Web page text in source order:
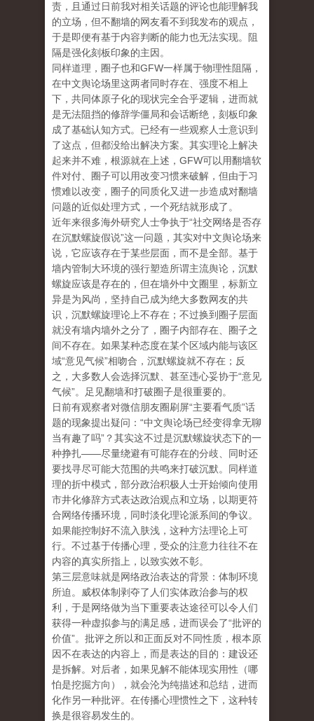
责，且通过日前我对相关话题的评论也能理解我
的立场，但不翻墙的网友看不到我发布的观点，
于是即便有基于内容判断的能力也无法实现。阻
隔是强化刻板印象的主因。
同样道理，圈子也和GFW一样属于物理性阻隔，
在中文舆论场里这两者同时存在、强度不相上
下，共同体原子化的现状完全合乎逻辑，进而就
是无法阻挡的修辞学僵局和会话断绝，刻板印象
成了基础认知方式。已经有一些观察人士意识到
了这点，但都没给出解决方案。其实理论上解决
起来并不难，根源就在上述，GFW可以用翻墙软
件对付、圈子可以用改变习惯来破解，但由于习
惯难以改变，圈子的同质化又进一步造成对翻墙
问题的近似处理方式，一个死结就形成了。
近年来很多海外研究人士争执于“社交网络是否存
在沉默螺旋假说”这一问题，其实对中文舆论场来
说，它应该存在于某些层面，而不是全部。基于
墙内管制大环境的强行塑造所谓主流舆论，沉默
螺旋应该是存在的，但在墙外中文圈里，标新立
异是为风尚，坚持自己成为绝大多数网友的共
识，沉默螺旋理论上不存在；不过换到圈子层面
就没有墙内墙外之分了，圈子内部存在、圈子之
间不存在。如果某种态度在某个区域内能与该区
域“意见气候”相吻合，沉默螺旋就不存在；反
之，大多数人会选择沉默、甚至违心妥协于“意见
气候”。足见翻墙和打破圈子是很重要的。
日前有观察者对微信朋友圈刷屏“主要看气质”话
题的现象提出疑问：“中文舆论场已经变得拿无聊
当有趣了吗”？其实这不过是沉默螺旋状态下的一
种挣扎——尽量绕避有可能存在的分歧、同时还
要找寻尽可能大范围的共鸣来打破沉默。同样道
理的折中模式，部分政治积极人士开始倾向使用
市井化修辞方式表达政治观点和立场，以期更符
合网络传播环境，同时淡化理论派系间的争议。
如果能控制好不流入肤浅，这种方法理论上可
行。不过基于传播心理，受众的注意力往往不在
内容的真实所指上，以致实效不彰。
第三层意味就是网络政治表达的背景：体制环境
所迫。威权体制剥夺了人们实体政治参与的权
利，于是网络做为当下重要表达途径可以令人们
获得一种虚拟参与的满足感，进而误会了“批评的
价值”。批评之所以和正面反对不同性质，根本原
因不在表达的内容上，而是表达的目的：建设还
是拆解。对后者，如果见解不能体现实用性（哪
怕是挖掘方向），就会沦为纯描述和总结，进而
化作另一种批评。在传播心理惯性之下，这种转
换是很容易发生的。